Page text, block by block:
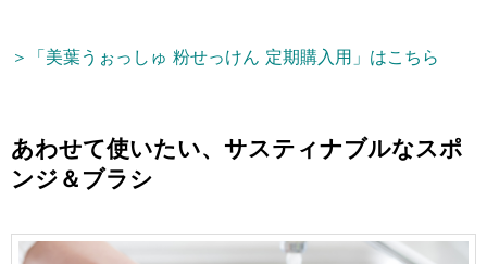
＞「美葉うぉっしゅ 粉せっけん 定期購入用」はこちら
あわせて使いたい、サスティナブルなスポ
ンジ＆ブラシ